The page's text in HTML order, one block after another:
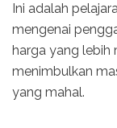
Ini adalah
mengenai
harga yang lebih
menimbulkan
yang mahal.